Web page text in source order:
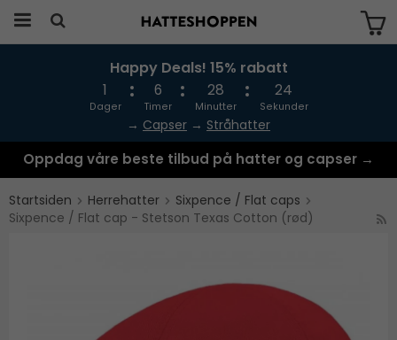
Produktet har blitt lagt til i handlekurven
Happy Deals! 15% rabatt
1
Dager
6
Timer
28
Minutter
24
Sekunder
→ Capser → Stråhatter
Oppdag våre beste tilbud på hatter og capser →
Startsiden Herrehatter
Sixpence / Flat caps
Sixpence / Flat cap - Stetson Texas Cotton (rød)